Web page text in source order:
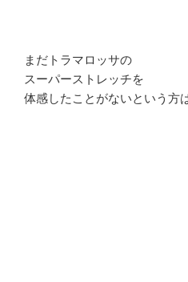
まだトラマロッサの
スーパーストレッチを
体感したことがないという方